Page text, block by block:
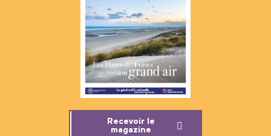
Recevoir le
magazine